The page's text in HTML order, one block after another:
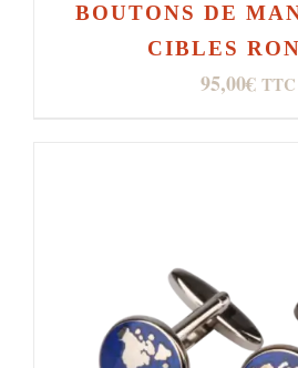
BOUTONS DE
CIBLES
95,00€ TTC